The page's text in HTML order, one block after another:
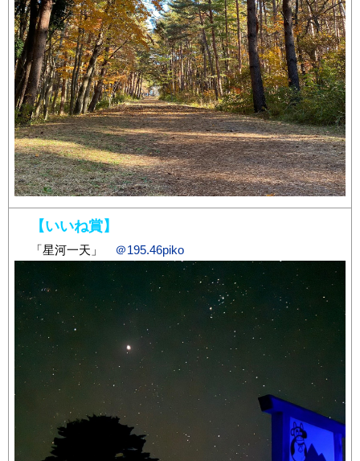
【いいね賞】
「星河一天」 ＠195.46piko